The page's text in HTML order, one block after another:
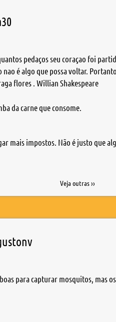
pedaços seu coraçao foi
é algo que possa voltar.
flores . Willian Shakespeare
da carne que consome.
mais impostos. Não é justo que
Veja outras ››
para capturar mosquitos, mas